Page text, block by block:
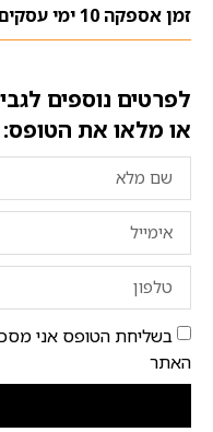
זמן אספקה 10 ימי עסקים
לפרטים נוספים
או מלאו את הטופס:
בשליחת הטופס אני
האתר